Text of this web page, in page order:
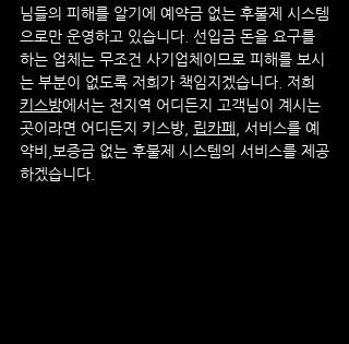
님들의 피해를 알기에 예약금 없는 후불제 시스템
으로만 운영하고 있습니다. 선입금 돈을 요구를
하는 업체는 무조건 사기업체이므로 피해를 보시
는 부분이 없도록 저희가 책임지겠습니다. 저희
키스방에서는 전지역 어디든지 고객님이 계시는
곳이라면 어디든지 키스방, 립카페
, 서비스를 예
약비,보증금 없는 후불제 시스템의 서비스를 제공
하겠습니다.